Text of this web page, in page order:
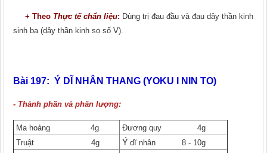
+ Theo Thực tế chẩn liệu: Dùng trị đau đầu và đau dây thần kinh
sinh ba (dây thần kinh sọ số V).
Bài 197: Ý DĨ NHÂN THANG (YOKU I NIN TO)
- Thành phần và phân lượng:
Ma hoàng 4g
Đương quy 4g
Truật 4g
Ý dĩ nhân 8 - 10g